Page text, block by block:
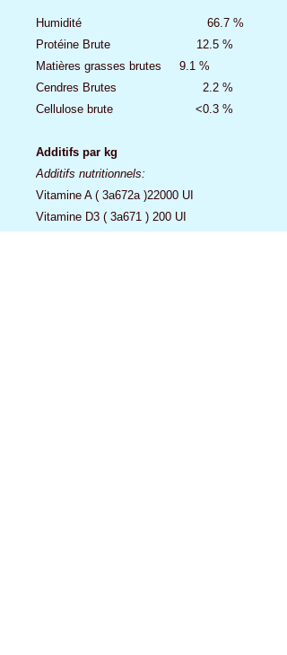
Humidité 66.7 %
Protéine Brute 12.5 %
Matières grasses brutes 9.1 %
Cendres Brutes 2.2 %
Cellulose brute <0.3 %
Additifs par kg
Additifs nutritionnels:
Vitamine A ( 3a672a )22000 UI
Vitamine D3 ( 3a671 ) 200 UI